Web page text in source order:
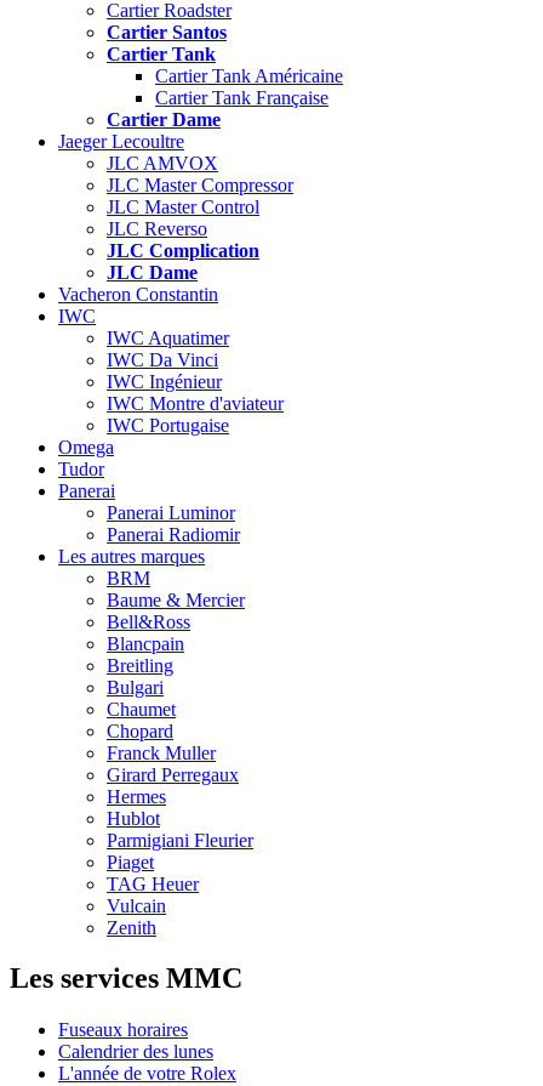
Cartier Roadster
Cartier Santos
Cartier Tank
Cartier Tank Américaine
Cartier Tank Française
Cartier Dame
Jaeger Lecoultre
JLC AMVOX
JLC Master Compressor
JLC Master Control
JLC Reverso
JLC Complication
JLC Dame
Vacheron Constantin
IWC
IWC Aquatimer
IWC Da Vinci
IWC Ingénieur
IWC Montre d'aviateur
IWC Portugaise
Omega
Tudor
Panerai
Panerai Luminor
Panerai Radiomir
Les autres marques
BRM
Baume & Mercier
Bell&Ross
Blancpain
Breitling
Bulgari
Chaumet
Chopard
Franck Muller
Girard Perregaux
Hermes
Hublot
Parmigiani Fleurier
Piaget
TAG Heuer
Vulcain
Zenith
Les services MMC
Fuseaux horaires
Calendrier des lunes
L'année de votre Rolex